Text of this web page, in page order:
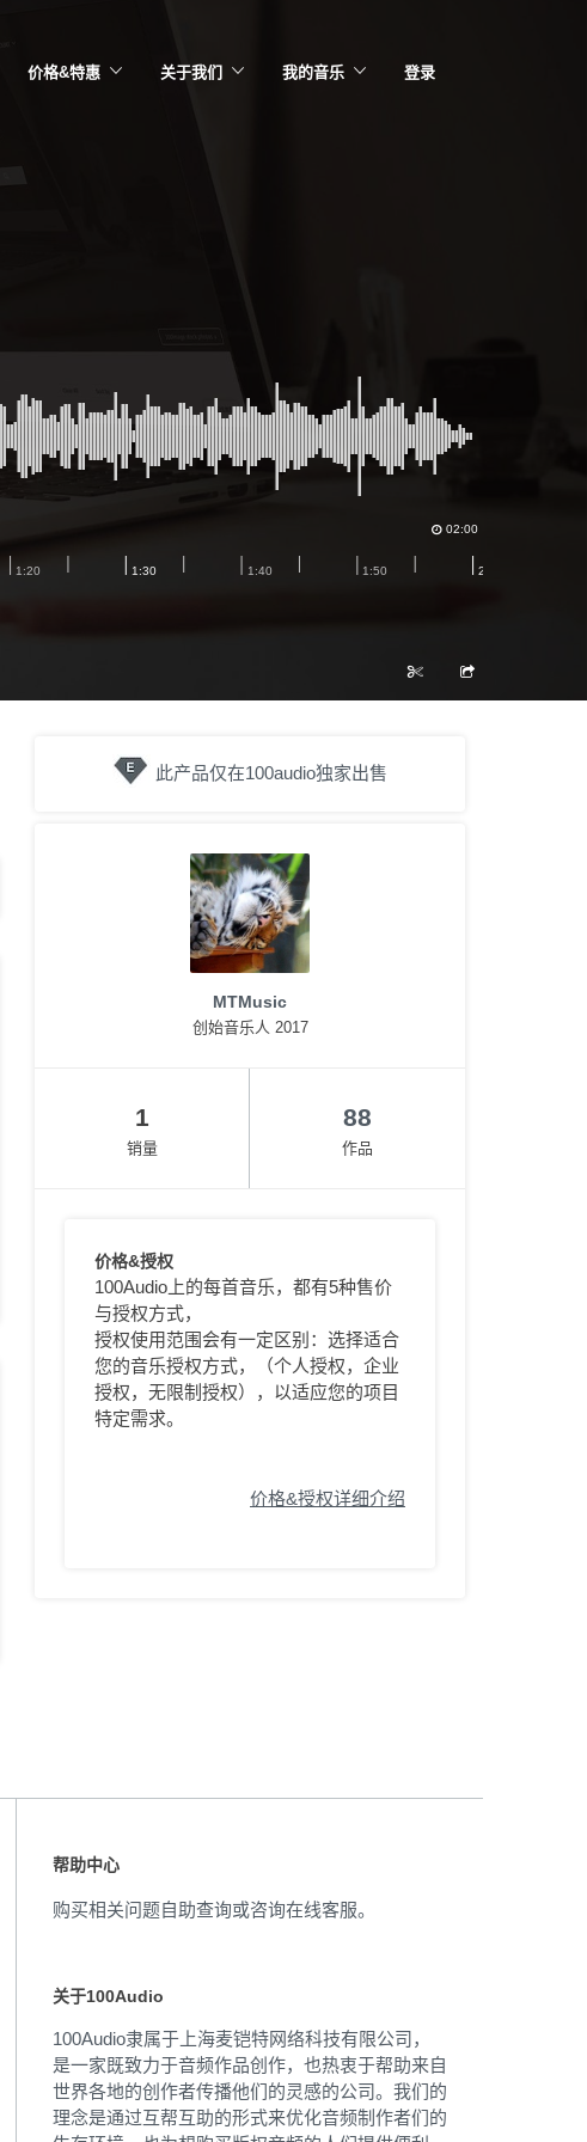
价格&特惠 关于我们 我的音乐 登录
02:00
此产品仅在100audio独家出售
MTMusic
创始音乐人 2017
1
销量
88
作品
价格&授权
100Audio上的每首音乐，都有5种售价
与授权方式，
授权使用范围会有一定区别：选择适合
您的音乐授权方式，（个人授权，企业
授权，无限制授权），以适应您的项目
特定需求。
价格&授权详细介绍
帮助中心
购买相关问题自助查询或咨询在线客服。
关于100Audio
100Audio隶属于上海麦铠特网络科技有限公司，
是一家既致力于音频作品创作，也热衷于帮助来自
世界各地的创作者传播他们的灵感的公司。我们的
理念是通过互帮互助的形式来优化音频制作者们的